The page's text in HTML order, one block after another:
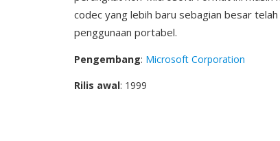
codec yang lebih baru sebagian besar
penggunaan portabel.
Pengembang: Microsoft Corporation
Rilis awal: 1999